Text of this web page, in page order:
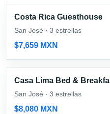
Costa Rica Guesthouse
San José · 3 estrellas
$7,659 MXN
Casa Lima Bed &
San José · 3 estrellas
$8,080 MXN